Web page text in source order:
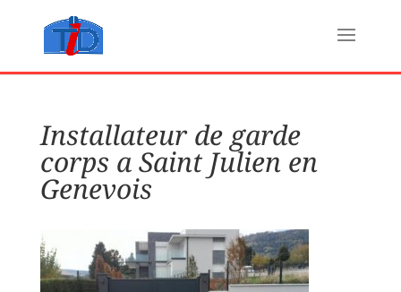
Installateur de garde
corps a Saint Julien en
Genevois